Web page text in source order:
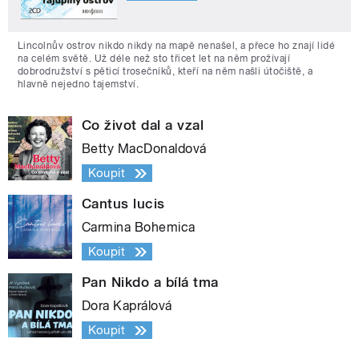
Lincolnův ostrov nikdo nikdy na mapě nenašel, a přece ho znají lidé
na celém světě. Už déle než sto třicet let na něm prožívají
dobrodružství s pěticí trosečníků, kteří na něm našli útočiště, a
hlavně nejedno tajemství.
Co život dal a vzal
Betty MacDonaldová
Koupit
Cantus lucis
Carmina Bohemica
Koupit
Pan Nikdo a bílá tma
Dora Kaprálová
Koupit